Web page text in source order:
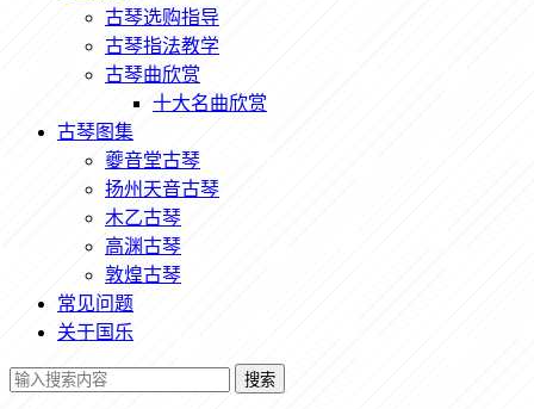
古琴选购指导
古琴指法教学
古琴曲欣赏
十大名曲欣赏
古琴图集
夔音堂古琴
扬州天音古琴
木乙古琴
高渊古琴
敦煌古琴
常见问题
关于国乐
搜索